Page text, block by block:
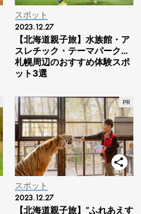
スポット
2023.12.27
【北海道親子旅】水族館・ア
スレチック・テーマパーク…
札幌周辺のおすすめ体験スポ
ット3選
スポット
2023.12.27
【北海道親子旅】“ふれあえす